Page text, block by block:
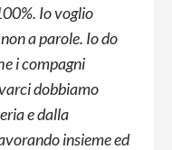
Io voglio
a parole. Io do
i compagni
dobbiamo
e dalla
insieme ed